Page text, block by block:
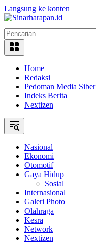
Langsung ke konten
Home
Redaksi
Pedoman Media Siber
Indeks Berita
Nextizen
Nasional
Ekonomi
Otomotif
Gaya Hidup
Sosial
Internasional
Galeri Photo
Olahraga
Kesra
Network
Nextizen